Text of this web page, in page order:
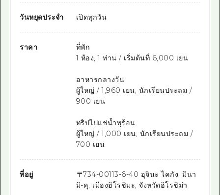
วันหยุดประจำ เปิดทุกวัน
ราคา
ที่พัก
1 ห้อง, 1 ท่าน / เริ่มต้นที่ 6,000 เยน
อาหารกลางวัน
ผู้ใหญ่ / 1,960 เยน, นักเรียนประถม /
900 เยน
ทริปไปแช่น้ำพุร้อน
ผู้ใหญ่ / 1,000 เยน, นักเรียนประถม /
700 เยน
ที่อยู่ 〒734-00113-6-40 อุจินะ ไคกัง, มินา
มิ-คุ, เมืองฮิโรชิมะ, จังหวัดฮิโรชิม่า